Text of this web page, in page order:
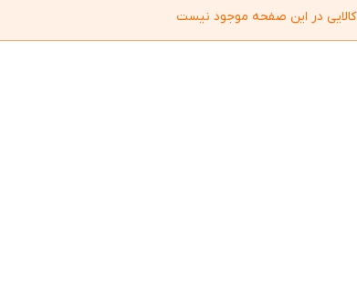
کالایی در این صفحه موجود نیست